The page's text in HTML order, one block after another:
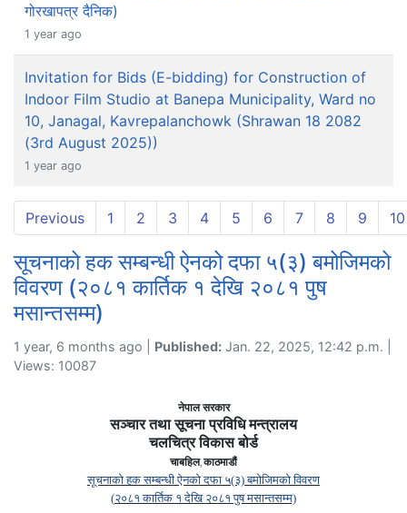
गोरखापत्र दैनिक)
1 year ago
Invitation for Bids (E-bidding) for Construction of
Indoor Film Studio at Banepa Municipality, Ward no
10, Janagal, Kavrepalanchowk (Shrawan 18 2082
(3rd August 2025))
1 year ago
Previous 1 2 3 4 5 6 7 8 9 10
सूचनाको हक सम्बन्धी ऐनको दफा ५(३) बमोजिमको
विवरण (२०८१ कार्तिक १ देखि २०८१ पुष
मसान्तसम्म)
1 year, 6 months ago | Published: Jan. 22, 2025, 12:42 p.m. |
Views: 10087
नेपाल सरकार
सञ्चार तथा सूचना प्रविधि मन्त्रालय
चलचित्र विकास बोर्ड
चाबहिल, काठमाडौं
सूचनाको हक सम्बन्धी ऐनको दफा ५(३) बमोजिमको विवरण
(२०८१ कार्तिक १देखि २०८१ पुषमसान्तसम्म)